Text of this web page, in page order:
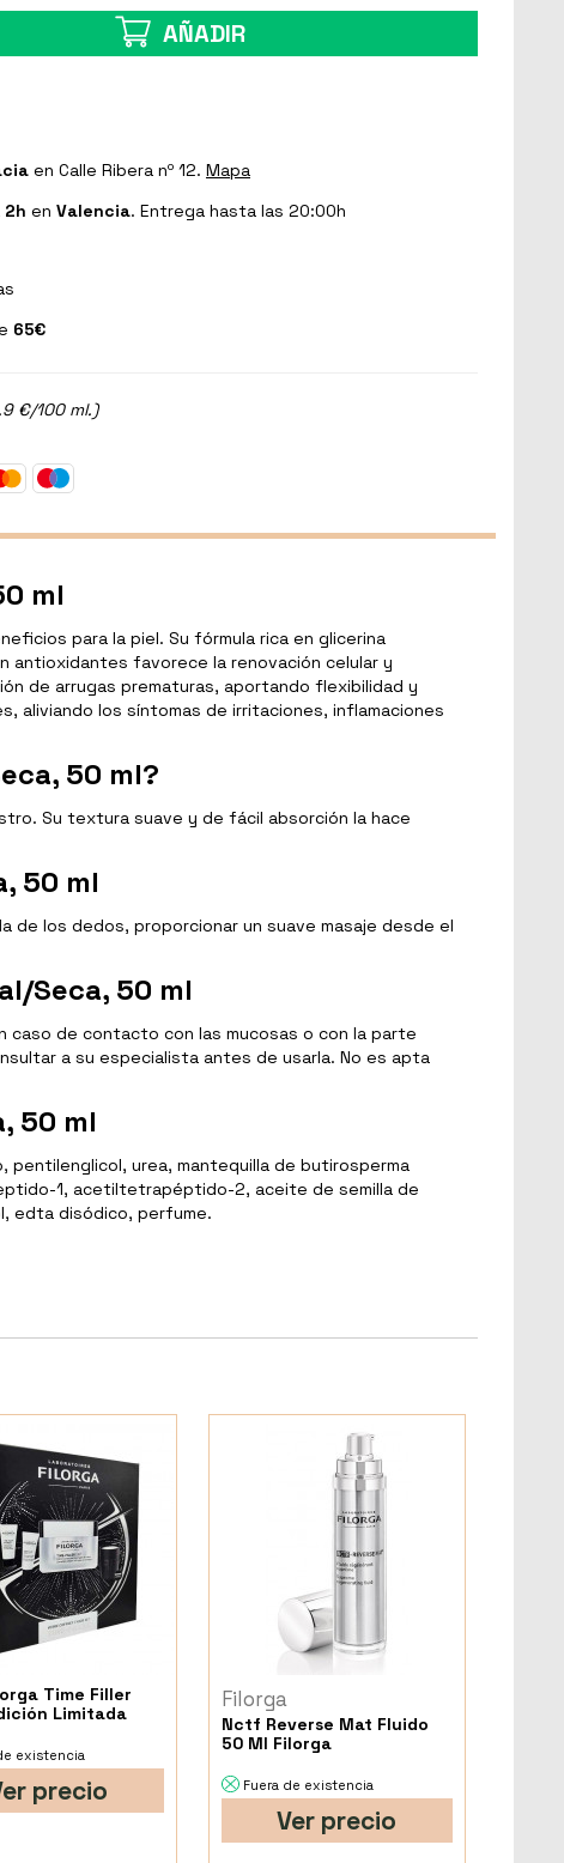
AÑADIR
en Calle Ribera nº 12. Mapa
2h en Valencia. Entrega hasta las 20:00h
65€
€/100 ml.)
ml
para la piel. Su fórmula rica en glicerina
antioxidantes favorece la renovación celular y
de arrugas prematuras, aportando flexibilidad y
aliviando los síntomas de irritaciones, inflamaciones
50 ml?
Su textura suave y de fácil absorción la hace
50 ml
de los dedos, proporcionar un suave masaje desde el
Seca, 50 ml
caso de contacto con las mucosas o con la parte
a su especialista antes de usarla. No es apta
50 ml
urea, mantequilla de butirosperma
1, acetiltetrapéptido-2, aceite de semilla de
edta disódico, perfume.
Time Filler
Limitada
existencia
precio
Filorga
Nctf Reverse Mat Fluido
50 Ml Filorga
Fuera de existencia
Ver precio